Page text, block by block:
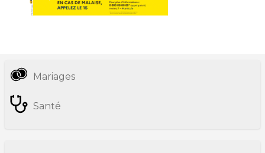
Informations
pratiques
Mariages
Santé